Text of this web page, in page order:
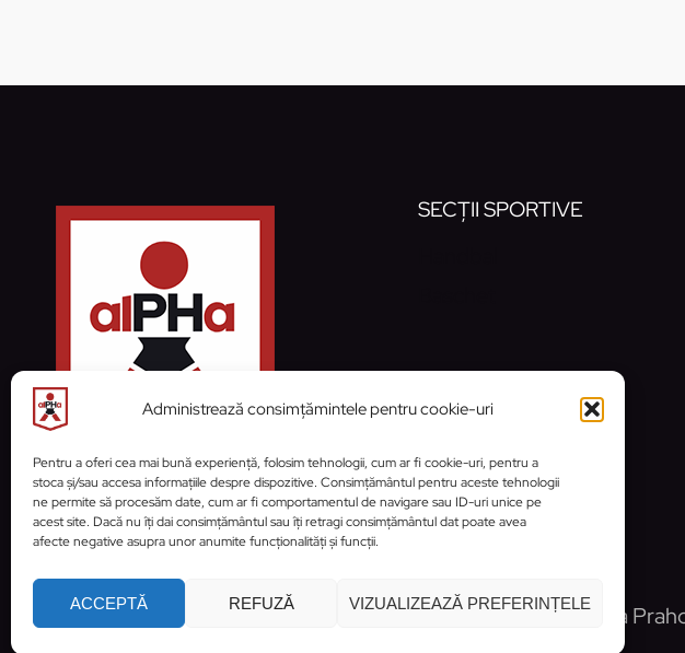
Administrează consimțămintele pentru cookie-uri
Pentru a oferi cea mai bună experiență, folosim tehnologii, cum ar fi cookie-uri, pentru a
stoca și/sau accesa informațiile despre dispozitive. Consimțământul pentru aceste tehnologii
ne permite să procesăm date, cum ar fi comportamentul de navigare sau ID-uri unice pe
acest site. Dacă nu îți dai consimțământul sau îți retragi consimțământul dat poate avea
afecte negative asupra unor anumite funcționalități și funcții.
ACCEPTĂ REFUZĂ VIZUALIZEAZĂ PREFERINȚELE
SECȚII SPORTIVE
© 2026 Clubul Sportiv alPHa